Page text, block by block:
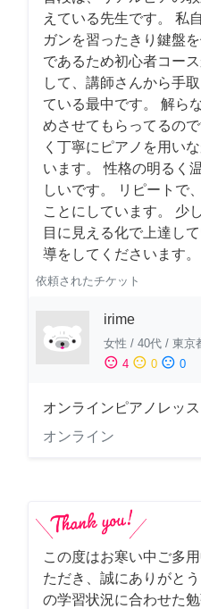
えている先生です。 私
ガンを習ったきり鍵盤
であるため初心者コー
して、講師さんから手
ている最中です。 解ら
めさせてもらってるの
く丁寧にピアノを用い
います。 性格の明るく
しいです。 リピートで
ことにしています。 少
目に見える化で上達し
導をしてくださいます。
依頼されたチケット
irime
女性 / 40代 / 東京
sentiment_satisfied 4 sentiment_neutral 0 sentiment_dissatisfied 0
オンラインピアノレッ
オンライン
この度はお寒い中ご多
ただき、誠にありがと
の学習状況に合わせた